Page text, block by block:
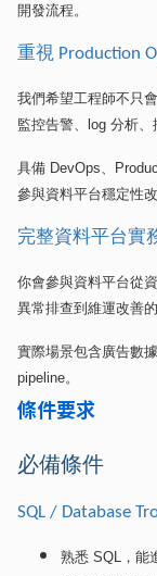
開發流程。
重視 Production
我們希望工程師不只
監控告警、
log 分析、
具備 DevOps
參與資料平台穩定性
完整資料平台實
你會參與資料平台從
異常排查到維運改善的
實際場景包含廣告數據
pipeline。
條件要求
必備條件
SQL / Database
熟悉 SQL
，